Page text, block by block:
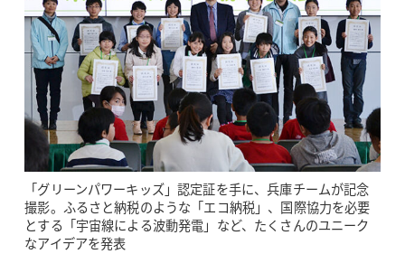
「グリーンパワーキッズ」認定証を手に、兵庫チームが記念
撮影。ふるさと納税のような「エコ納税」、国際協力を必要
とする「宇宙線による波動発電」など、たくさんのユニーク
なアイデアを発表